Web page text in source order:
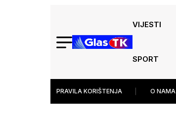
VIJESTI
SPORT
PRAVILA KORIŠTENJA O NAMA